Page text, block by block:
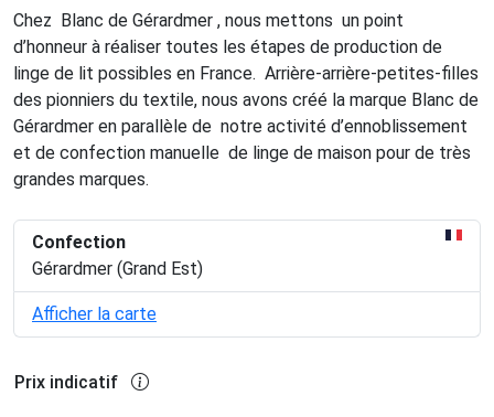
Chez Blanc de Gérardmer , nous mettons un point
d’honneur à réaliser toutes les étapes de production de
linge de lit possibles en France. Arrière-arrière-petites-filles
des pionniers du textile, nous avons créé la marque Blanc de
Gérardmer en parallèle de notre activité d’ennoblissement
et de confection manuelle de linge de maison pour de très
grandes marques.
Confection
Gérardmer (Grand Est)
Afficher la carte
Prix indicatif